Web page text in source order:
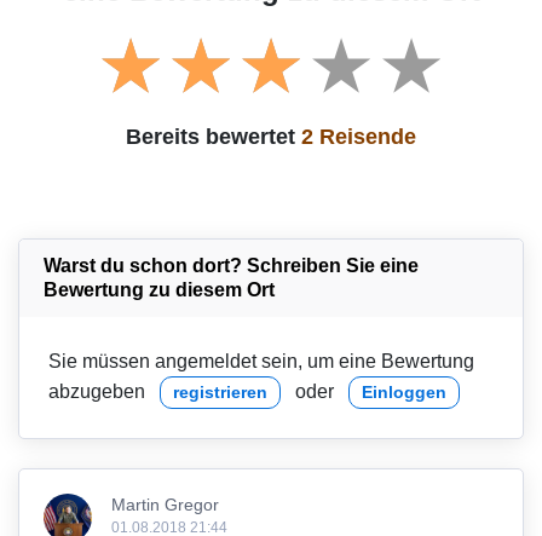
Bereits bewertet 2 Reisende
Warst du schon dort? Schreiben Sie eine
Bewertung zu diesem Ort
Sie müssen angemeldet sein, um eine Bewertung
abzugeben
registrieren oder Einloggen
Martin Gregor
01.08.2018 21:44